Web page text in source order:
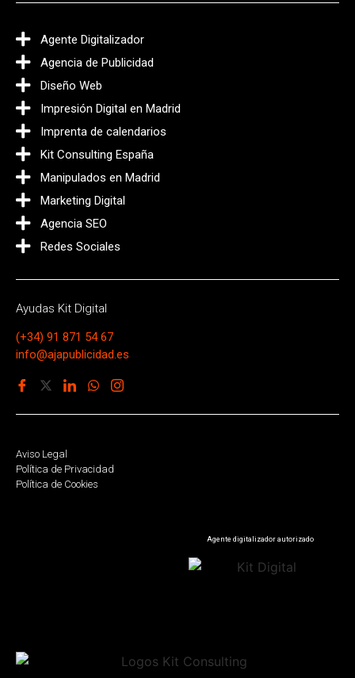
Agente Digitalizador
Agencia de Publicidad
Diseño Web
Impresión Digital en Madrid
Imprenta de calendarios
Kit Consulting España
Manipulados en Madrid
Marketing Digital
Agencia SEO
Redes Sociales
Ayudas Kit Digital
(+34) 91 871 54 67
info@ajapublicidad.es
Aviso Legal
Política de Privacidad
Política de Cookies
Agente digitalizador autorizado